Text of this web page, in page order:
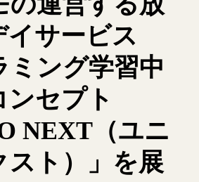
イサービス
ミング学習中
セプト
NEXT（ユニ
ト）」を展